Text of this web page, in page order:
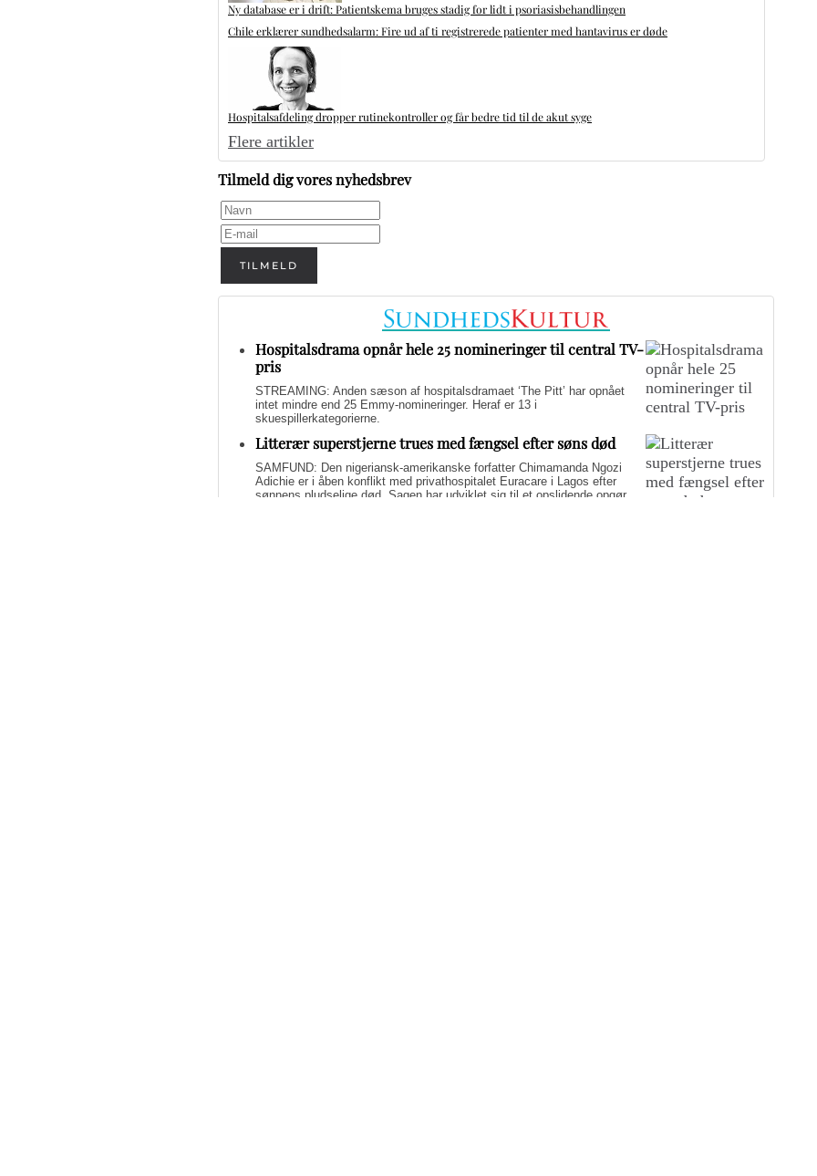
Ny database er i drift: Patientskema bruges stadig for lidt i psoriasisbehandlingen
Chile erklærer sundhedsalarm: Fire ud af ti registrerede patienter med hantavirus er døde
Hospitalsafdeling dropper rutinekontroller og får bedre tid til de akut syge
Flere artikler
Tilmeld dig vores nyhedsbrev
TILMELD
Hospitalsdrama opnår hele 25 nomineringer til central TV-
pris
STREAMING: Anden sæson af hospitalsdramaet ‘The Pitt’ har opnået
intet mindre end 25 Emmy-nomineringer. Heraf er 13 i
skuespillerkategorierne.
Litterær superstjerne trues med fængsel efter søns død
SAMFUND: Den nigeriansk-amerikanske forfatter Chimamanda Ngozi
Adichie er i åben konflikt med privathospitalet Euracare i Lagos efter
sønnens pludselige død. Sagen har udviklet sig til et opslidende opgør